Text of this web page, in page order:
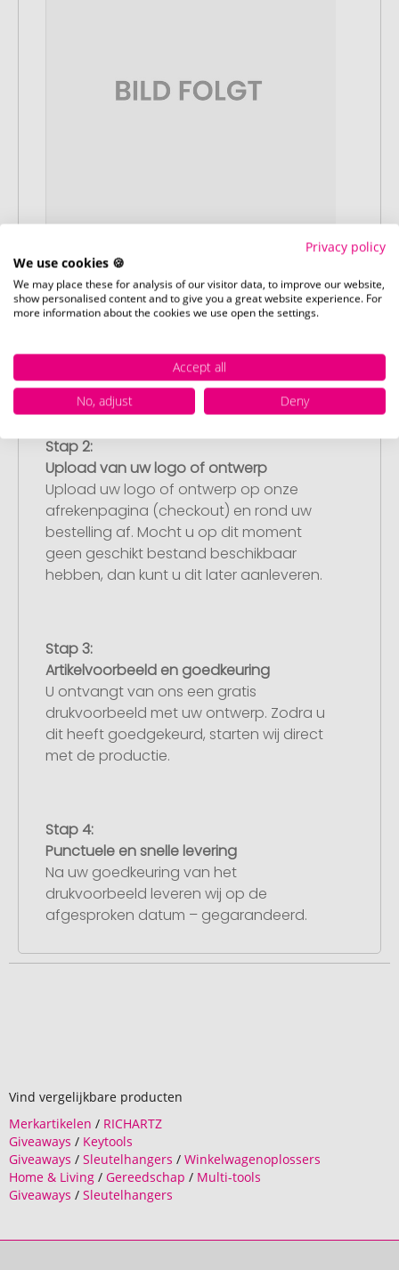
Stap 1:
Artikelconfiguratie
Kies uw gewenste promotieartikelen en
vervolgens de geconfigureerde artikelen
in uw winkelwagen.
Stap 2:
Upload van uw logo of ontwerp
Upload uw logo of ontwerp op onze
afrekenpagina (checkout) en rond uw
bestelling af. Mocht u op dit moment
geen geschikt bestand beschikbaar
hebben, dan kunt u dit later aanleveren.
Stap 3:
Artikelvoorbeeld en goedkeuring
U ontvangt van ons een gratis
drukvoorbeeld met uw ontwerp. Zodra u
dit heeft goedgekeurd, starten wij direct
met de productie.
Stap 4:
Punctuele en snelle levering
Na uw goedkeuring van het
drukvoorbeeld leveren wij op de
afgesproken datum – gegarandeerd.
Vind vergelijkbare producten
Merkartikelen / RICHARTZ
Giveaways / Keytools
Giveaways / Sleutelhangers / Winkelwagenoplossers
Home & Living / Gereedschap / Multi-tools
Giveaways / Sleutelhangers
Privacy policy
We use cookies 🍪
We may place these for analysis of our visitor data, to improve our website,
show personalised content and to give you a great website experience. For
more information about the cookies we use open the settings.
Accept all
No, adjust
Deny